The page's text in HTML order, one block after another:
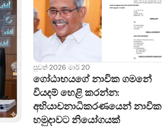
පුවත්·2026 මාර් 20
ගෝඨාභයගේ නාවික ගමනේ
වියදම් හෙළි කරන්න:
අභියාචනාධිකරණයෙන් නාවික
හමුදාවට නියෝගයක්